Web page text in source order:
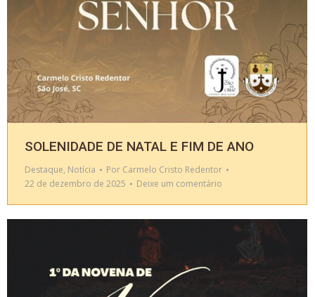
SOLENIDADE DE NATAL E FIM DE ANO
Destaque, Notícia Por Carmelo Cristo Redentor
22 de dezembro de 2025
Deixe um comentário